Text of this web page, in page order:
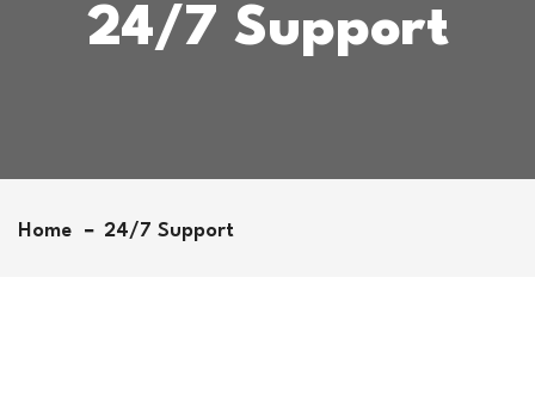
24/7 Support
Home 24/7 Support